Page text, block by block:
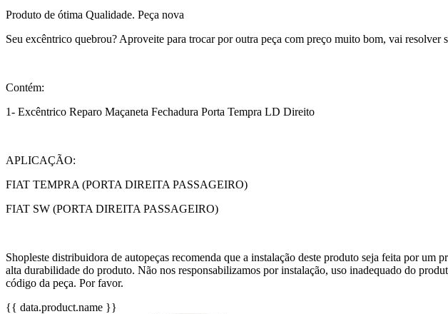
Produto de ótima Qualidade. Peça nova
Seu excêntrico quebrou? Aproveite para trocar por outra peça com preço muito bom, vai
Contém:
1- Excêntrico Reparo Maçaneta Fechadura Porta Tempra LD Direito
APLICAÇÃO:
FIAT TEMPRA (PORTA DIREITA PASSAGEIRO)
FIAT SW (PORTA DIREITA PASSAGEIRO)
Shopleste distribuidora de autopeças recomenda que a instalação deste produto seja feita por
alta durabilidade do produto. Não nos responsabilizamos por instalação, uso inadequado do
código da peça. Por favor.
{{ data.product.name }}